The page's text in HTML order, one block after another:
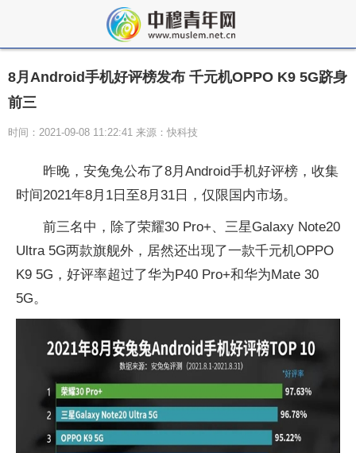
8月Android手机好评榜发布 千元机OPPO K9 5G跻身
前三
时间：2021-09-08 11:22:41 来源：快科技
昨晚，安兔兔公布了8月Android手机好评榜，收集
时间2021年8月1日至8月31日，仅限国内市场。
前三名中，除了荣耀30 Pro+、三星Galaxy Note20
Ultra 5G两款旗舰外，居然还出现了一款千元机OPPO
K9 5G，好评率超过了华为P40 Pro+和华为Mate 30
5G。